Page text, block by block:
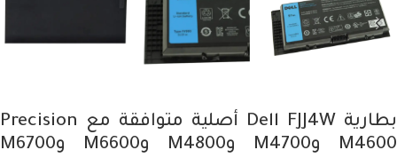
بطارية Dell FJJ4W أصلية متوافقة مع Precision
M4600 وM4700 وM4800 وM6600 وM6700